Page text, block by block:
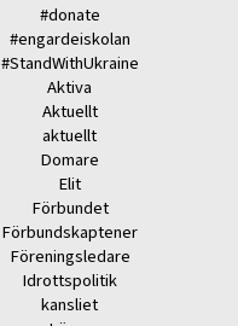
#donate
#engardeiskolan
#StandWithUkraine
Aktiva
Aktuellt
aktuellt
Domare
Elit
Förbundet
Förbundskaptener
Föreningsledare
Idrottspolitik
kansliet